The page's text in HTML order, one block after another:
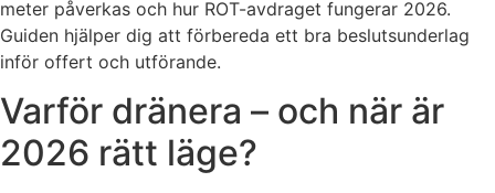
meter påverkas och hur ROT-avdraget fungerar 2026.
Guiden hjälper dig att förbereda ett bra beslutsunderlag
inför offert och utförande.
Varför dränera – och när är
2026 rätt läge?